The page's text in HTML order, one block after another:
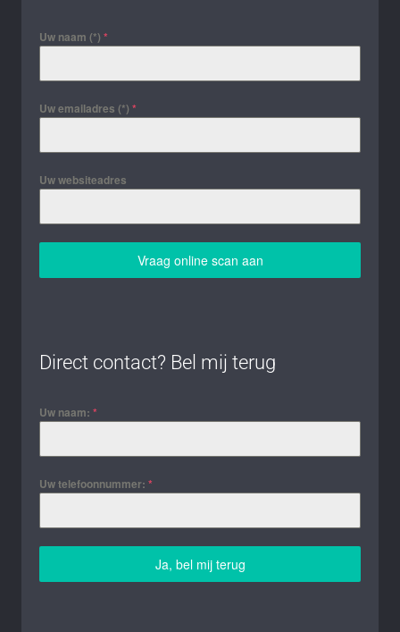
Uw naam (*) *
Uw emailadres (*) *
Uw websiteadres
Vraag online scan aan
Direct contact? Bel mij terug
Uw naam: *
Uw telefoonnummer: *
Ja, bel mij terug